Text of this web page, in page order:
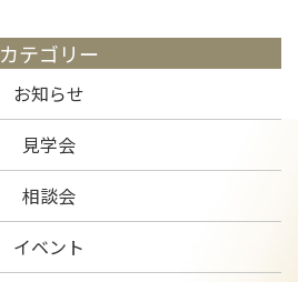
カテゴリー
お知らせ
見学会
相談会
イベント